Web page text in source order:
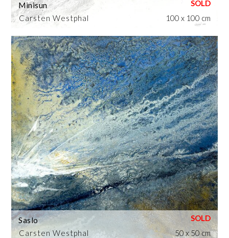
Carsten Westphal
Minisun
100 x 100 cm
Carsten Westphal
Saslo
50 x 50 cm